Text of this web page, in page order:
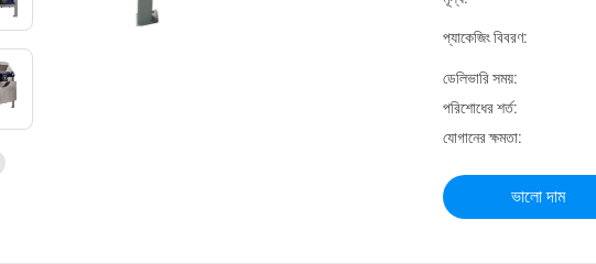
প্যাকেজিং বিবরণ:
ডেলিভারি সময়:
পরিশোধের শর্ত:
যোগানের ক্ষমতা:
ভালো দাম